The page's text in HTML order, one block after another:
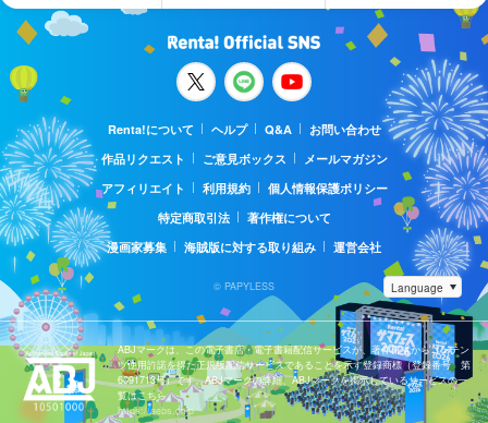
Renta!について ヘルプ Q&A
お問い合わせ
作品リクエスト
ご意見ボックス
メールマガジン
アフィリエイト
利用規約
個人情報保護ポリシー
特定商取引法
著作権について
漫画家募集
海賊版に対する取り組み 運営会社
© PAPYLESS
ABJマークは、この電子書店・電子書籍配信サービスが、著作権者からコンテン
ツ使用許諾を得た正規版配信サービスであることを示す登録商標（登録番号 第
6091713号）です。ABJマークの詳細、ABJマークを掲示しているサービスの一
覧はこちら。
https://aebs.or.jp